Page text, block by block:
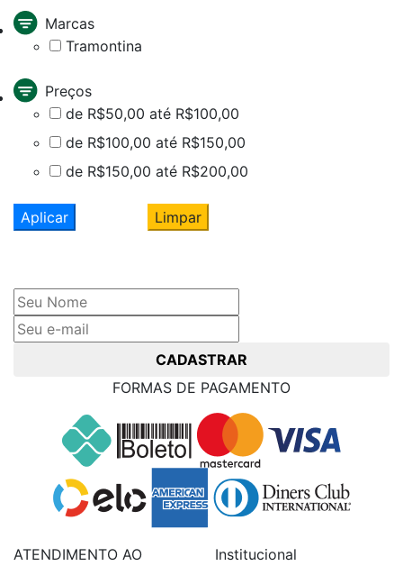
Marcas
Tramontina
Preços
de R$50,00 até R$100,00
de R$100,00 até R$150,00
de R$150,00 até R$200,00
Aplicar Limpar
CADASTRAR
FORMAS DE PAGAMENTO
ATENDIMENTO AO
Institucional